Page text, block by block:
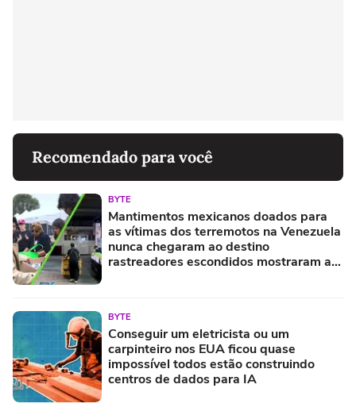
Recomendado para você
BYTE
Mantimentos mexicanos doados para
as vítimas dos terremotos na Venezuela
nunca chegaram ao destino
rastreadores escondidos mostraram a
BYTE
Conseguir um eletricista ou um
carpinteiro nos EUA ficou quase
impossível todos estão construindo
centros de dados para IA